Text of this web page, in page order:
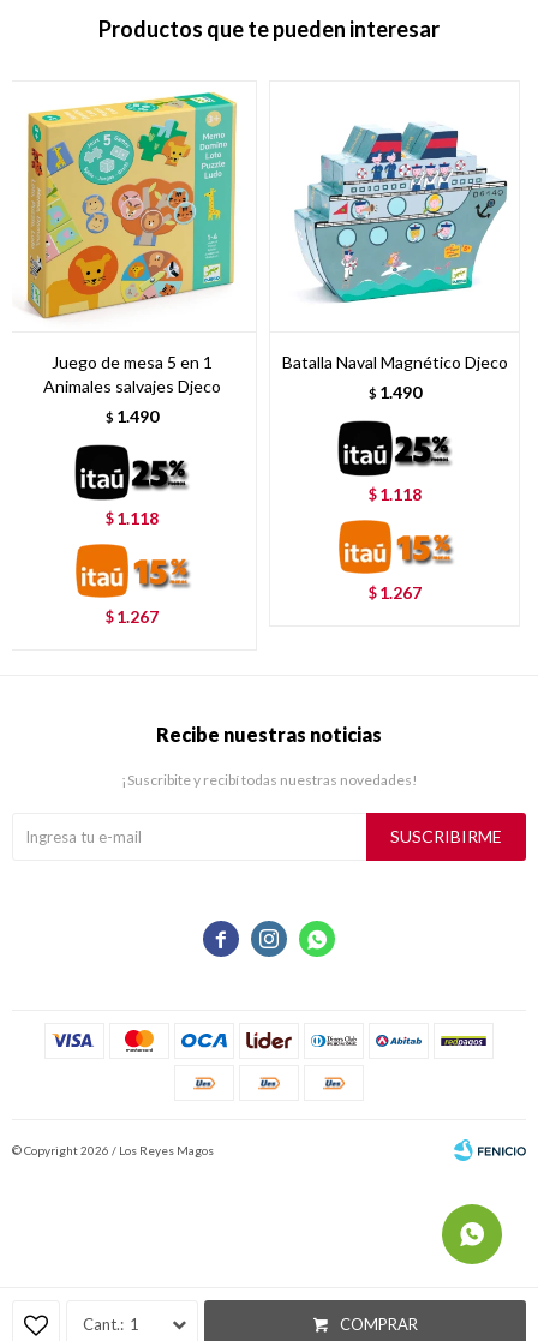
1 COMPRAR
Productos que te pueden interesar
Juego de mesa 5 en 1
Animales salvajes Djeco
$ 1.490
$ 1.118
$ 1.267
Batalla Naval Magnético Djeco
$ 1.490
$ 1.118
$ 1.267
  
Recibe nuestras noticias
¡Suscribite y recibí todas nuestras novedades!
SUSCRIBIRME
© Copyright 2026 / Los Reyes Magos